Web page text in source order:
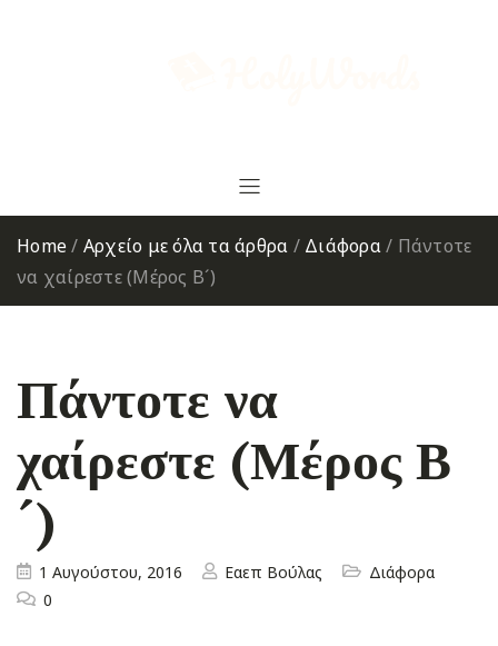
Home/ Αρχείο με όλα τα άρθρα / Διάφορα/ Πάντοτε
να χαίρεστε (Μέρος Β´)
Πάντοτε να
χαίρεστε (Μέρος Β
´)
1 Αυγούστου, 2016 Εαεπ Βούλας
Διάφορα
0